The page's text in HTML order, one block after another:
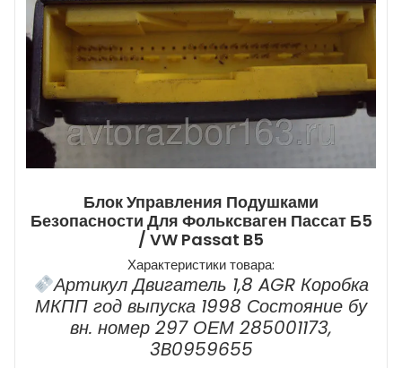
Блок Управления Подушками
Безопасности Для Фольксваген Пассат Б5
/ VW Passat B5
Характеристики товара:
Артикул Двигатель 1,8 AGR Коробка
МКПП год выпуска 1998 Состояние бу
вн. номер 297 ОЕМ 285001173,
3B0959655